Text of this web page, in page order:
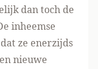
dan toch de
inheemse
ze enerzijds
nieuwe